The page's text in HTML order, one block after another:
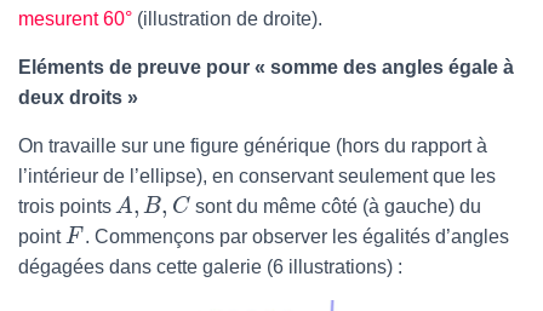
mesurent 60° (illustration de droite).
Eléments de preuve pour « somme des angles égale à
deux droits »
On travaille sur une figure générique (hors du rapport à
l’intérieur de l’ellipse), en conservant seulement que les
trois pointsA, B, Csont du même côté (à gauche) du
pointF . Commençons par observer les égalités d’angles
dégagées dans cette galerie (6 illustrations) :